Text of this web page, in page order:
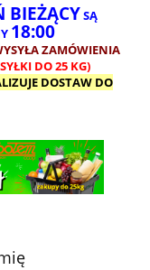
BIEŻĄCYSĄ
18:00
ZAMÓWIENIA
DO 25 KG)
DOSTAW DO